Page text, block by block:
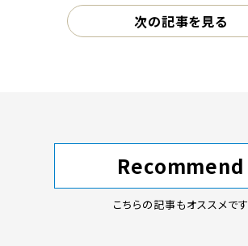
次の記事を見る
Recommend
こちらの記事もオススメです